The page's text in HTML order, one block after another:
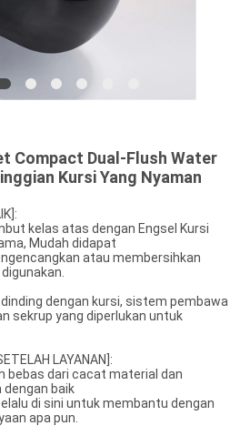
Compact Dual-Flush Water
Kursi Yang Nyaman
kelas atas dengan Engsel Kursi
Mudah didapat
atau membersihkan
dengan kursi, sistem pembawa
sekrup yang diperlukan untuk
LAYANAN]:
bebas dari cacat material dan
baik
di sini untuk membantu dengan
apa pun.